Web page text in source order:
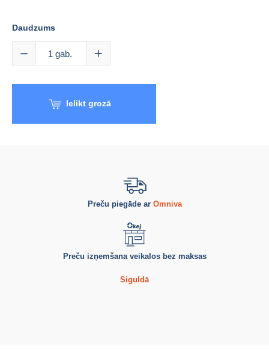
Daudzums
1 gab.
Ielikt grozā
Preču piegāde ar Omniva
Preču izņemšana veikalos bez maksas
Siguldā